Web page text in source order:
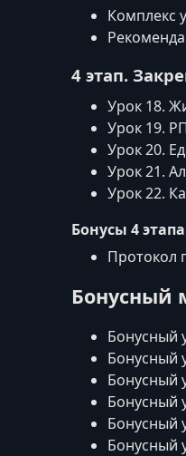
Комплекс
4 этап.
Урок 18.
Урок 19.
Урок 20.
Урок 21.
Урок 22.
Бонусы 4 этапа
Протокол
Бонусный
Бонусный
Бонусный
Бонусный
Бонусный
Бонусный
Бонусный